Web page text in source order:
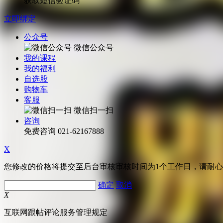
立即绑定
公众号
微信公众号
我的课程
我的福利
自选股
购物车
客服
微信扫一扫
咨询
免费咨询 021-62167888
X
您修改的价格将提交至后台审核审核时间为1个工作日，请耐
确定 取消
X
互联网跟帖评论服务管理规定